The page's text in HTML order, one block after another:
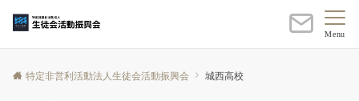
Menu
特定非営利活動法人生徒会活動振興会 城西高校